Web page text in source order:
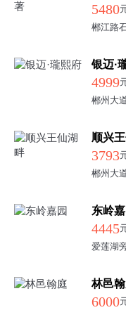
5480
郴江路
银迈·
4999
郴州大
顺兴
3793
郴州大
东岭嘉
4445
爱莲湖
林邑
6000